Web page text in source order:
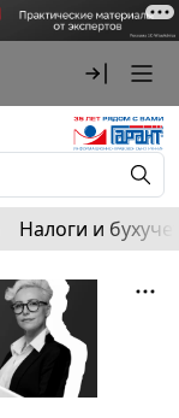
Налоги и